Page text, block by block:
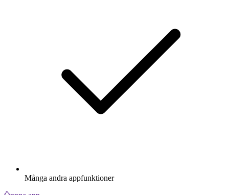
Många andra appfunktioner